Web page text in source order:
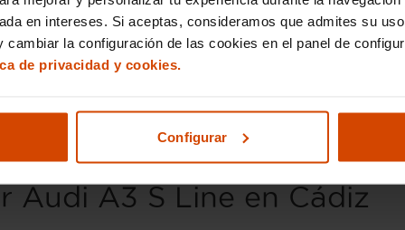
en intereses. Si aceptas, consideramos que admites su
cambiar la configuración de las cookies en el panel de
de privacidad y cookies.
Configurar
por los conductores que buscan un coche de
excelente elección para aquellos que no quieren
incluyendo motores diésel y gasolina que
el distintivo acabado deportivo que integra detalles
son sometidos a unainspección exhaustiva para
Audi A3 S Line en Cádiz